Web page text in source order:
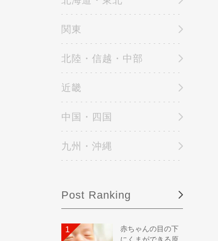
関東
北陸・信越・中部
近畿
中国・四国
九州・沖縄
Post Ranking
赤ちゃんの目の下
にくまができる原